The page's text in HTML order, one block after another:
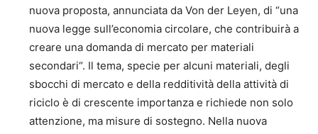
nuova proposta, annunciata da Von der Leyen, di “una
nuova legge sull’economia circolare, che contribuirà a
creare una domanda di mercato per materiali
secondari“. Il tema, specie per alcuni materiali, degli
sbocchi di mercato e della redditività della attività di
riciclo è di crescente importanza e richiede non solo
attenzione, ma misure di sostegno. Nella nuova